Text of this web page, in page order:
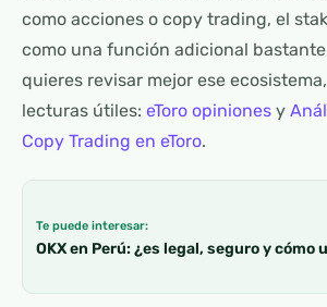
como acciones o copy trading, el
como una función adicional
quieres revisar mejor ese
lecturas útiles: eToro opiniones y
Copy Trading en eToro.
Te puede interesar:
OKX en Perú: ¿es legal, seguro y cómo